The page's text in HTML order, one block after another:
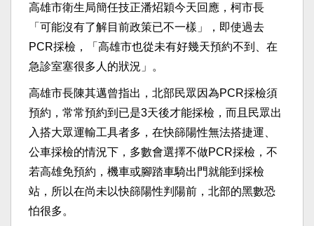
高雄市衛生局簡任技正潘炤穎今天回應，柯市長
「可能沒有了解目前政策已不一樣」，即使過去
PCR採檢，「高雄市也從未有好幾天預約不到、在
急診室塞很多人的狀況」。
高雄市長陳其邁曾指出，北部民眾因為PCR採檢須
預約，常常預約到已是3天後才能採檢，而且民眾出
入搭大眾運輸工具者多，在快篩陽性無法搭捷運、
公車採檢的情況下，多數會選擇不做PCR採檢，不
若高雄免預約，機車或腳踏車騎出門就能到採檢
站，所以在尚未以快篩陽性判陽前，北部的黑數恐
怕很多。